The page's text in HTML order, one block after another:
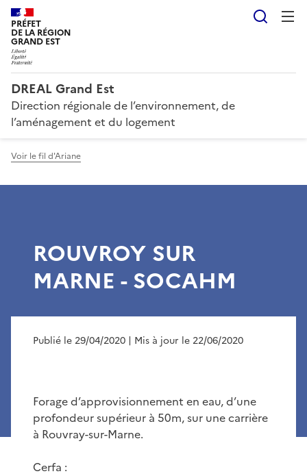
PRÉFET
DE LA RÉGION
GRAND EST
DREAL Grand Est
Direction régionale de l’environnement, de
l’aménagement et du logement
Voir le fil d'Ariane
ROUVROY SUR
MARNE - SOCAHM
Publié le 29/04/2020 | Mis à jour le 22/06/2020
Forage d’approvisionnement en eau, d’une
profondeur supérieur à 50m, sur une carrière
à Rouvray-sur-Marne.
Cerfa :